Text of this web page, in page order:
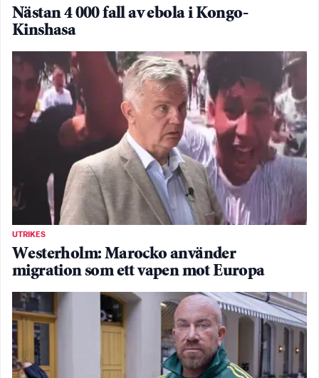
Nästan 4 000 fall av ebola i Kongo-
Kinshasa
UTRIKES
Westerholm: Marocko använder
migration som ett vapen mot Europa